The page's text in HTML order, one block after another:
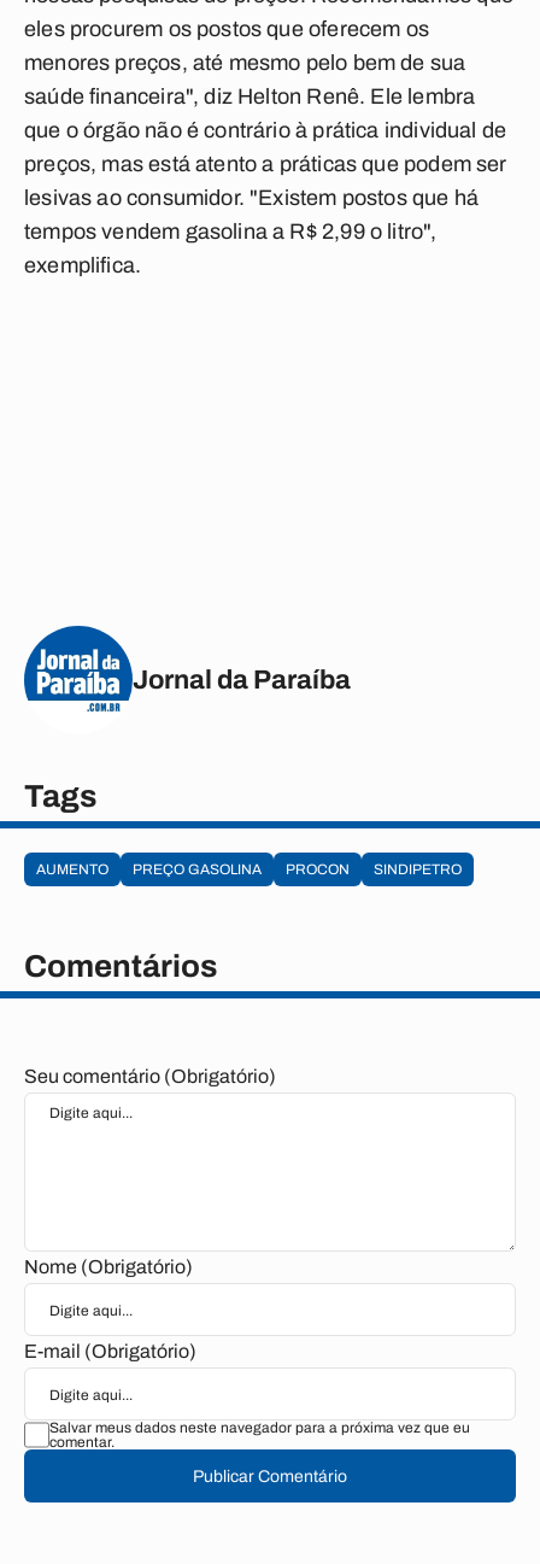
eles procurem os postos que oferecem os
menores preços, até mesmo pelo bem de sua
saúde financeira", diz Helton Renê. Ele lembra
que o órgão não é contrário à prática individual de
preços, mas está atento a práticas que podem ser
lesivas ao consumidor. "Existem postos que há
tempos vendem gasolina a R$ 2,99 o litro",
exemplifica.
Jornal da Paraíba
Tags
AUMENTO PREÇO GASOLINA PROCON SINDIPETRO
Comentários
Seu comentário (Obrigatório)
Nome (Obrigatório)
E-mail (Obrigatório)
Salvar meus dados neste navegador para a próxima vez que eu
comentar.
Publicar Comentário